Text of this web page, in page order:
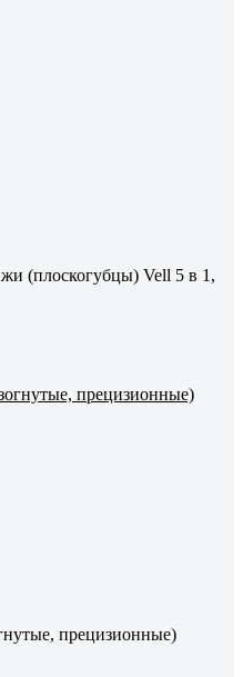
(плоскогубцы) Vell 5 в 1,
прецизионные)